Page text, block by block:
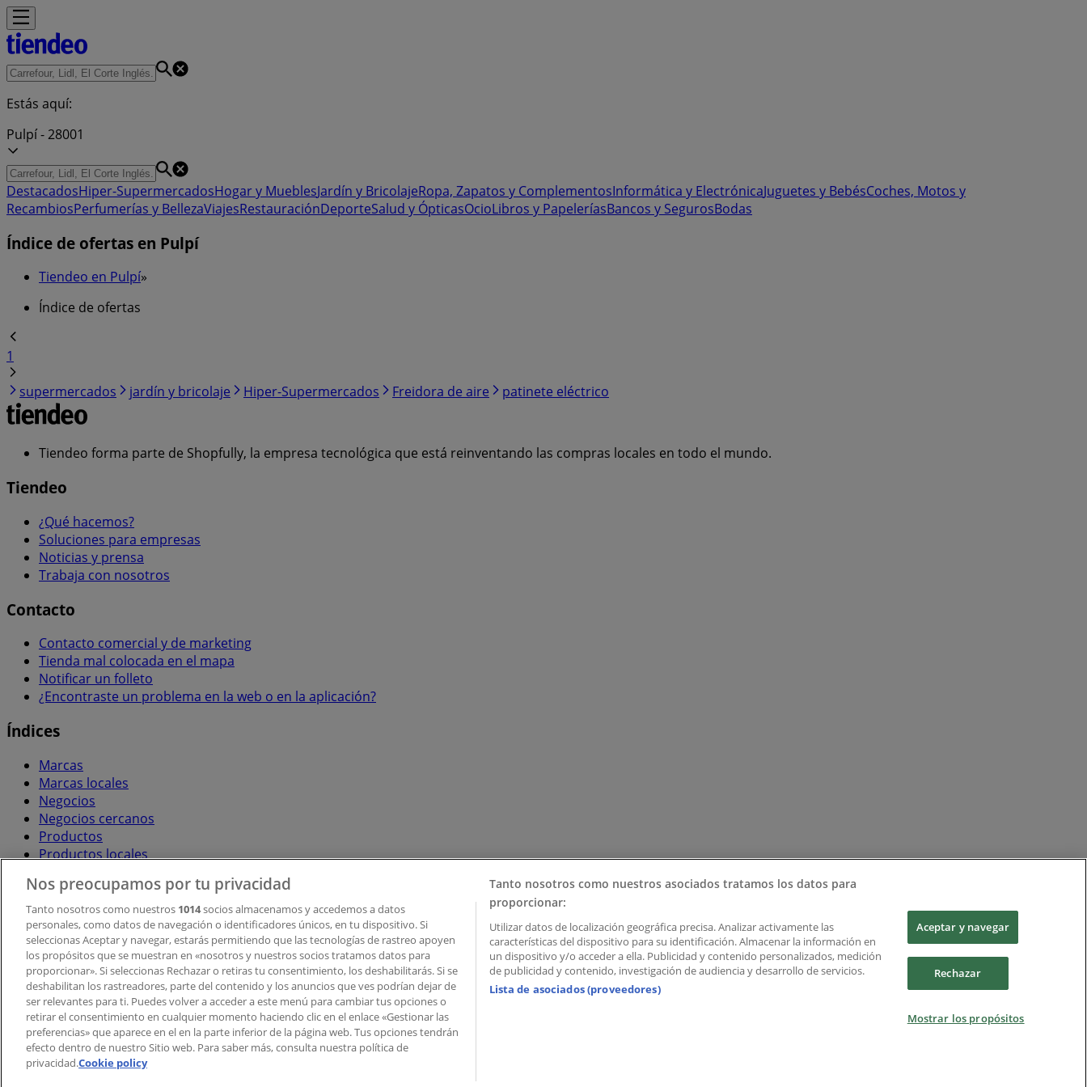
Estás aquí:
Pulpí - 28001
DestacadosHiper-SupermercadosHogar y MueblesJardín y BricolajeRopa, Zapatos y ComplementosInformática y ElectrónicaJuguetes y BebésCoches, Motos y
RecambiosPerfumerías y BellezaViajesRestauraciónDeporteSalud y ÓpticasOcioLibros y PapeleríasBancos y SegurosBodas
Índice de ofertas en Pulpí
Tiendeo en Pulpí»
Índice de ofertas
1
supermercados
jardín y bricolaje Hiper-Supermercados Freidora de aire patinete eléctrico
Tiendeo forma parte de Shopfully, la empresa tecnológica que está reinventando las compras locales en todo el mundo.
Tiendeo
¿Qué hacemos?
Soluciones para empresas
Noticias y prensa
Trabaja con nosotros
Contacto
Contacto comercial y de marketing
Tienda mal colocada en el mapa
Notificar un folleto
¿Encontraste un problema en la web o en la aplicación?
Índices
Marcas
Marcas locales
Negocios
Negocios cercanos
Productos
Productos locales
Descargar la APP Tiendeo
Copyright © Tiendeo ® 2026 · Shopfully Marketing S.L.U. – Palau de Mar – 08039 Barcelona, Spain
Términos y condicionesPolítica de privacidad
Gestionar cookies
Nos preocupamos por tu privacidad
Tanto nosotros como nuestros 1014socios almacenamos y accedemos a datos
personales, como datos de navegación o identificadores únicos, en tu dispositivo. Si
seleccionas Aceptar y navegar, estarás permitiendo que las tecnologías de rastreo apoyen
los propósitos que se muestran en «nosotros y nuestros socios tratamos datos para
proporcionar». Si seleccionas Rechazar o retiras tu consentimiento, los deshabilitarás. Si se
deshabilitan los rastreadores, parte del contenido y los anuncios que ves podrían dejar de
ser relevantes para ti. Puedes volver a acceder a este menú para cambiar tus opciones o
retirar el consentimiento en cualquier momento haciendo clic en el enlace «Gestionar las
preferencias» que aparece en el en la parte inferior de la página web. Tus opciones tendrán
efecto dentro de nuestro Sitio web. Para saber más, consulta nuestra política de
privacidad.Cookie policy
Tanto nosotros como nuestros asociados tratamos los datos para
proporcionar:
Utilizar datos de localización geográfica precisa. Analizar activamente las
características del dispositivo para su identificación. Almacenar la información en
un dispositivo y/o acceder a ella. Publicidad y contenido personalizados, medición
de publicidad y contenido, investigación de audiencia y desarrollo de servicios.
Lista de asociados (proveedores)
Aceptar y navegar
Rechazar
Mostrar los propósitos